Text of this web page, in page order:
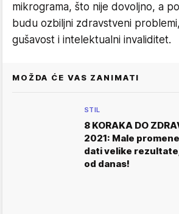
mikrograma, što nije dovoljno, a
budu ozbiljni zdravstveni
gušavost i intelektualni invaliditet.
MOŽDA ĆE VAS ZANIMATI
STIL
8 KORAKA DO
2021: Male
dati velike
od danas!